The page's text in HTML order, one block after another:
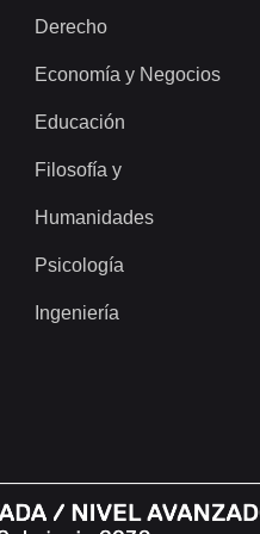
Derecho
Economía y Negocios
Educación
Filosofía y
Humanidades
Psicología
Ingeniería